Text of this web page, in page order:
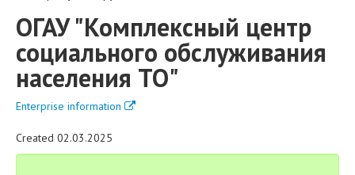
ОГАУ "Комплексный центр
социального обслуживания
населения ТО"
Enterprise information
Created 02.03.2025